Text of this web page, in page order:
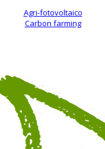
Agri-fotovoltaico
Carbon farming